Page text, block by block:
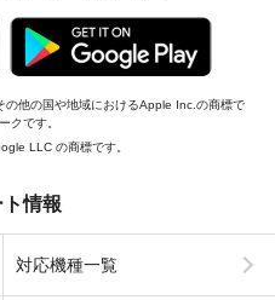
他の国や地域におけるApple Inc.の商標で
クです。
LLC の商標です。
情報
対応機種一覧